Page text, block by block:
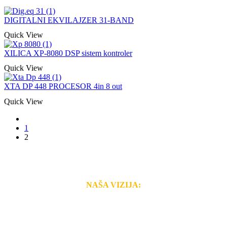
DIGITALNI EKVILAJZER 31-BAND
Quick View
XILICA XP-8080 DSP sistem kontroler
Quick View
XTA DP 448 PROCESOR 4in 8 out
Quick View
1
2
NAŠA VIZIJA: